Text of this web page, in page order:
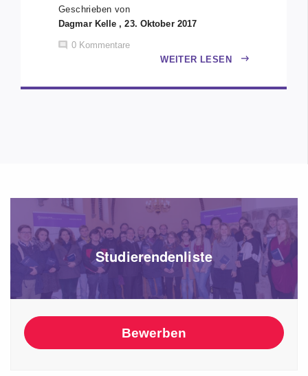
Geschrieben von
Dagmar Kelle , 23. Oktober 2017
0 Kommentare
WEITER LESEN
Studierendenliste
Bewerben